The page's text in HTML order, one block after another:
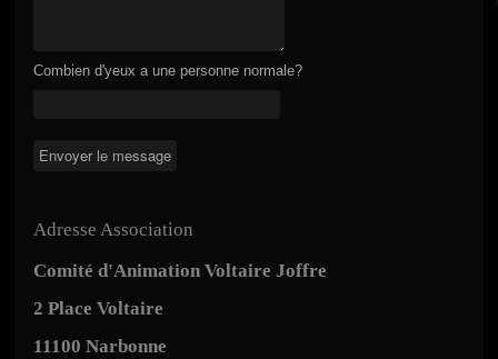
Combien d'yeux a une personne normale?
Adresse Association
Comité d'Animation Voltaire Joffre
2 Place Voltaire
11100 Narbonne